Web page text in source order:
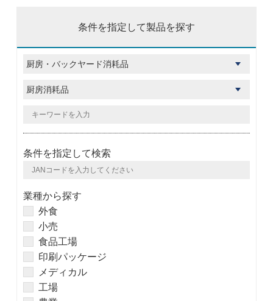
条件を指定して製品を探す
条件を指定して検索
業種から探す
外食
小売
食品工場
印刷パッケージ
メディカル
工場